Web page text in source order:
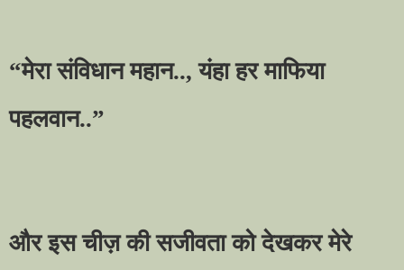
“मेरा संविधान महान..,यंहा हर माफिया
पहलवान..”
और इस चीज़ की सजीवता को देखकर मेरे